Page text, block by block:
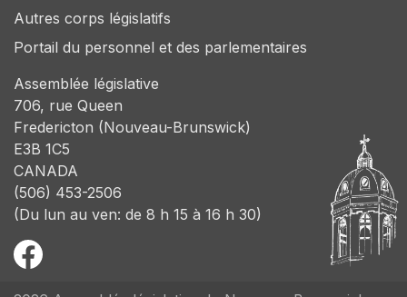
Autres corps législatifs
Portail du personnel et des parlementaires
Assemblée législative
706, rue Queen
Fredericton (Nouveau-Brunswick)
E3B 1C5
CANADA
(506) 453-2506
(Du lun au ven: de 8 h 15 à 16 h 30)